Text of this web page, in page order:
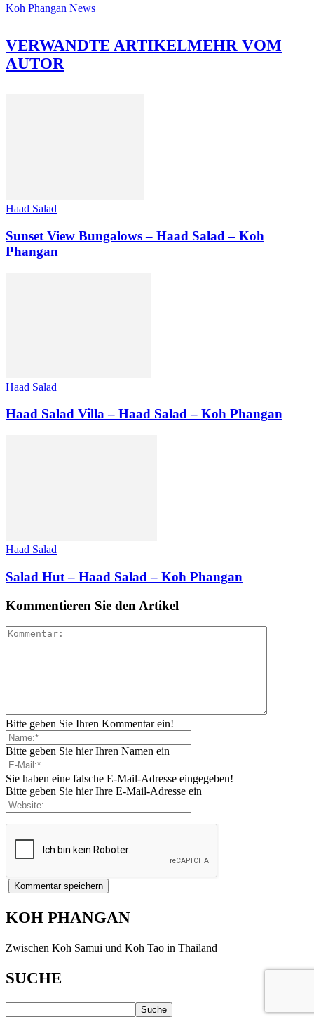
Koh Phangan News
VERWANDTE ARTIKELMEHR VOM
AUTOR
Haad Salad
Sunset View Bungalows – Haad Salad – Koh
Phangan
Haad Salad
Haad Salad Villa – Haad Salad – Koh Phangan
Haad Salad
Salad Hut – Haad Salad – Koh Phangan
Kommentieren Sie den Artikel
Bitte geben Sie Ihren Kommentar ein!
Bitte geben Sie hier Ihren Namen ein
Sie haben eine falsche E-Mail-Adresse eingegeben!
Bitte geben Sie hier Ihre E-Mail-Adresse ein
KOH PHANGAN
Zwischen Koh Samui und Koh Tao in Thailand
SUCHE